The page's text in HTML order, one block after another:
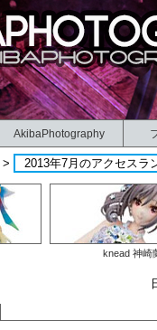
AkibaPhotography
> 2013年7月のアクセスラ
knead 神崎